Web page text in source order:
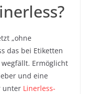
„ohne
das bei Etiketten
Ermöglicht
und eine
unter Linerless-